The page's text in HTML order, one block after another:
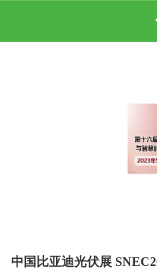
中国比亚迪光伏展